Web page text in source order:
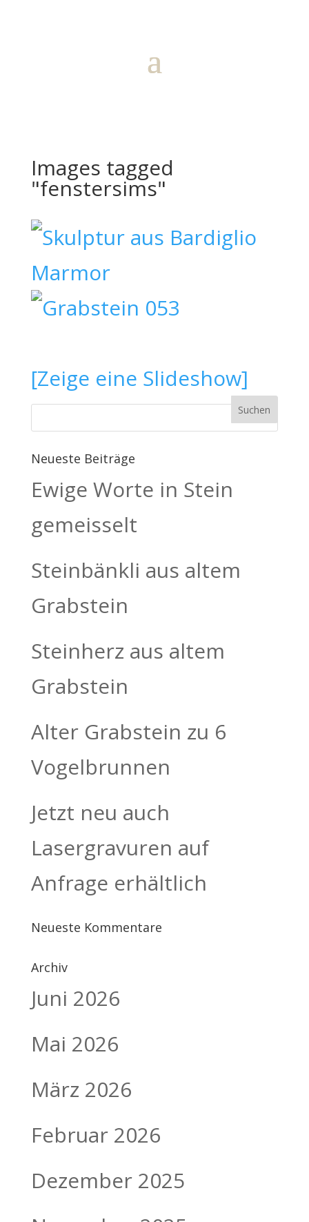
Images tagged
"fenstersims"
[Zeige eine Slideshow]
Neueste Beiträge
Ewige Worte in Stein
gemeisselt
Steinbänkli aus altem
Grabstein
Steinherz aus altem
Grabstein
Alter Grabstein zu 6
Vogelbrunnen
Jetzt neu auch
Lasergravuren auf
Anfrage erhältlich
Neueste Kommentare
Archiv
Juni 2026
Mai 2026
März 2026
Februar 2026
Dezember 2025